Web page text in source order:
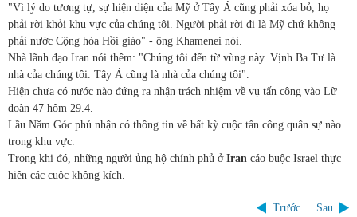
"Vì lý do tương tự, sự hiện diện của Mỹ ở Tây Á cũng phải xóa bỏ, họ
phải rời khỏi khu vực của chúng tôi. Người phải rời đi là Mỹ chứ không
phải nước Cộng hòa Hồi giáo" - ông Khamenei nói.
Nhà lãnh đạo Iran nói thêm: "Chúng tôi đến từ vùng này. Vịnh Ba Tư là
nhà của chúng tôi. Tây Á cũng là nhà của chúng tôi".
Hiện chưa có nước nào đứng ra nhận trách nhiệm về vụ tấn công vào Lữ
đoàn 47 hôm 29.4.
Lầu Năm Góc phủ nhận có thông tin về bất kỳ cuộc tấn công quân sự nào
trong khu vực.
Trong khi đó, những người ủng hộ chính phủ ở Iran cáo buộc Israel thực
hiện các cuộc không kích.
Trước Sau